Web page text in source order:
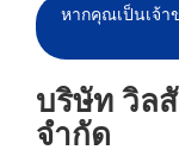
หากคุณเป็นเจ้า
บริษัท วิล
จำกัด